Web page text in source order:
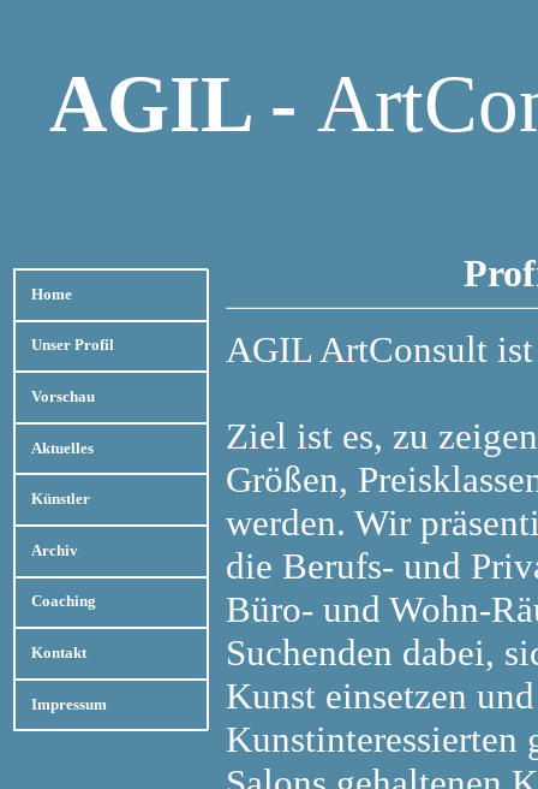
AGIL -
Home
Unser Profil
Vorschau
Aktuelles
Künstler
Archiv
Coaching
Kontakt
Impressum
AGIL ArtConsult ist
Ziel ist es, zu
Größen,
werden. Wir
die Berufs- und
Büro- und Wohn-
Suchenden dabei,
Kunst einsetzen
Kunstinteressierten